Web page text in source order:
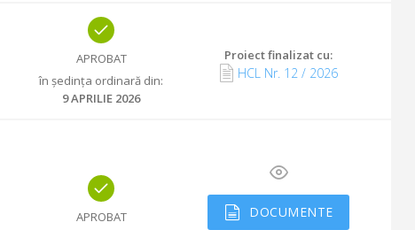
APROBAT
în ședința ordinară din:
9 APRILIE 2026
Proiect finalizat cu:
HCL Nr. 12 / 2026
APROBAT
DOCUMENTE